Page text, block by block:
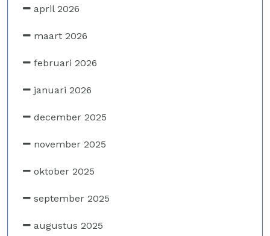
april 2026
maart 2026
februari 2026
januari 2026
december 2025
november 2025
oktober 2025
september 2025
augustus 2025